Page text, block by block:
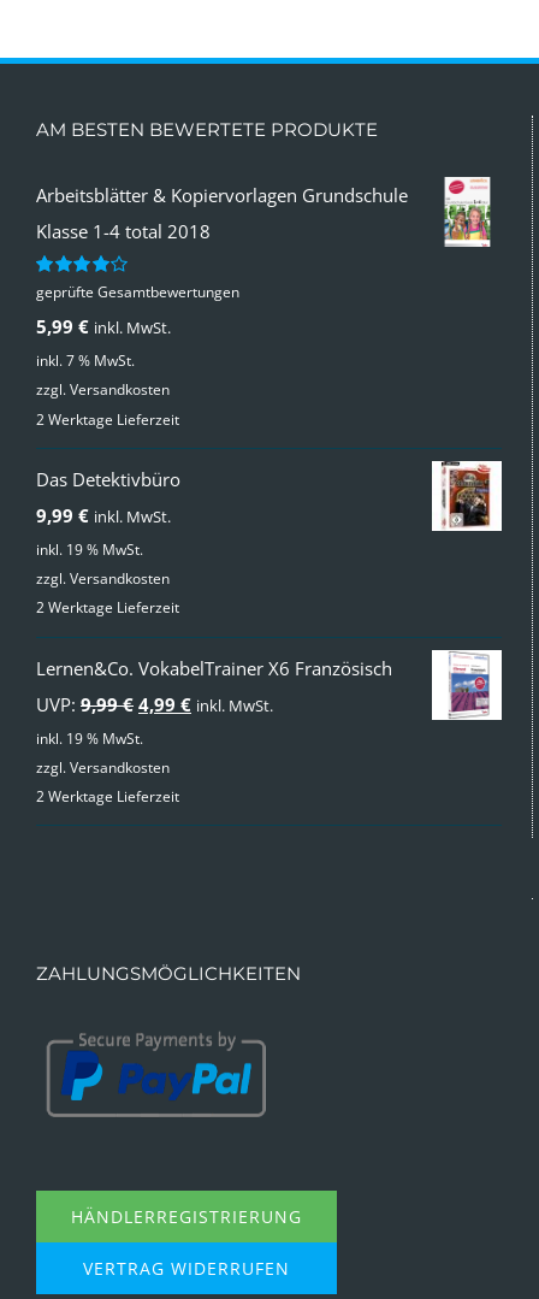
AM BESTEN BEWERTETE PRODUKTE
Arbeitsblätter & Kopiervorlagen Grundschule
Klasse 1-4 total 2018
Bewertet
von 5
geprüfte Gesamtbewertungen
5,99 € inkl. MwSt.
inkl. 7 % MwSt.
zzgl.Versandkosten
2 Werktage Lieferzeit
Das Detektivbüro
9,99 € inkl. MwSt.
inkl. 19 % MwSt.
zzgl.Versandkosten
2 Werktage Lieferzeit
Lernen&Co. VokabelTrainer X6 Französisch
UVP: 9,99€ Ursprünglicher
Preis
war:
4,99 €Aktueller
inkl. MwSt.
inkl. 19 % MwSt.
zzgl.Versandkosten
2 Werktage Lieferzeit
ZAHLUNGSMÖGLICHKEITEN
HÄNDLERREGISTRIERUNG
VERTRAG WIDERRUFEN